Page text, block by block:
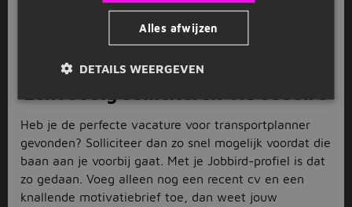
dienstverband jouw voorkeur heeft en welk
opleidingsniveau jij hebt voltooid. Zo bekijk je alleen
de vacatures voor transportplanner die voor jou
interessant zijn.
Heb je de perfecte vacature voor transportplanner
gevonden? Solliciteer dan zo snel mogelijk voordat die
baan aan je voorbij gaat. Met je Jobbird-profiel is dat
zo gedaan. Voeg alleen nog een recent cv en een
knallende motivatiebrief toe, dan weet jouw
Alles afwijzen
DETAILS WEERGEVEN